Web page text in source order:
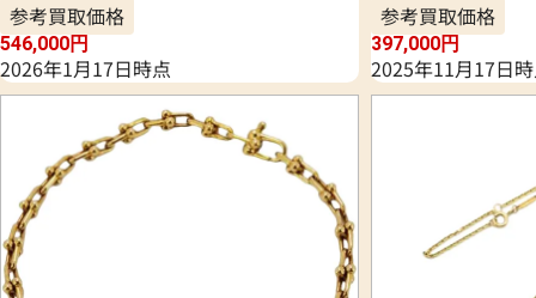
参考買取価格
546,000円
2026年1月17日時点
参考買取価格
397,000円
2025年11月17日